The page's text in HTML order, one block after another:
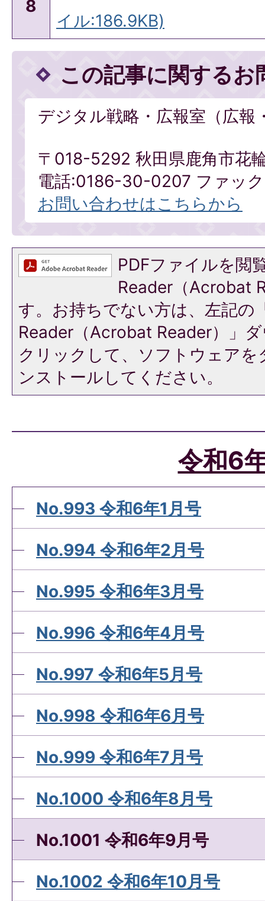
8
イル:186.9KB)
この記事に関するお
デジタル戦略・広報室（広報
〒018-5292 秋田県鹿角市花
電話:0186-30-0207 ファッ
お問い合わせはこちらから
PDFファイルを閲
Reader（Acrobat
す。お持ちでない方は、左記の
Reader（Acrobat Reader）」
クリックして、ソフトウェア
ンストールしてください。
令和6
No.993 令和6年1月号
No.994 令和6年2月号
No.995 令和6年3月号
No.996 令和6年4月号
No.997 令和6年5月号
No.998 令和6年6月号
No.999 令和6年7月号
No.1000 令和6年8月号
No.1001 令和6年9月号
No.1002 令和6年10月号